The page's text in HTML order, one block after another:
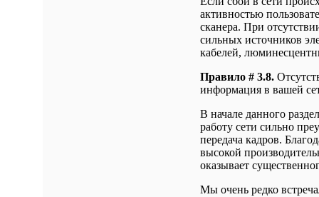
активностью
сканера. При
сильных источников
кабелей,
Правило # 3.8.
информация в вашей
В начале данного
работу сети сильно
передача кадров.
высокой
оказывает
Мы очень редко